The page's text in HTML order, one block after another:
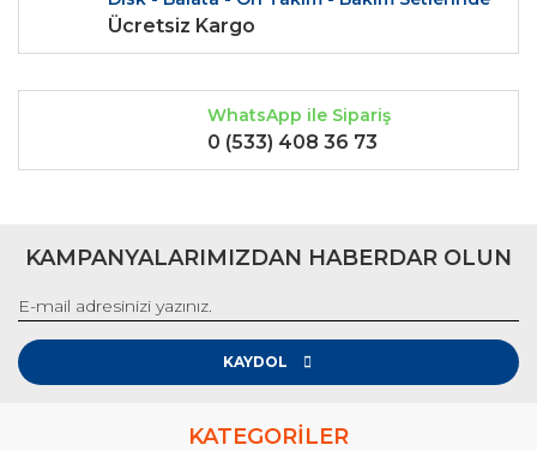
Ücretsiz Kargo
WhatsApp ile Sipariş
0 (533) 408 36 73
KAMPANYALARIMIZDAN HABERDAR OLUN
KAYDOL
KATEGORİLER